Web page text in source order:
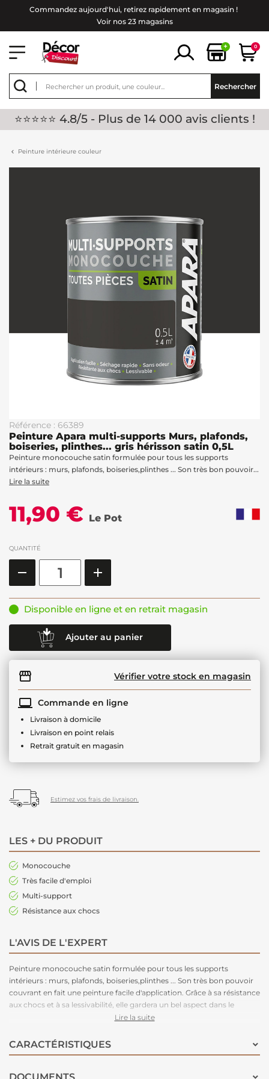
Commandez aujourd'hui, retirez rapidement en magasin !
Voir nos 23 magasins
+ 0
Rechercher
⭐⭐⭐⭐⭐ 4.8/5 - Plus de 14 000 avis clients !
Peinture intérieure couleur
Référence : 66389
Peinture Apara multi-supports Murs, plafonds,
boiseries, plinthes... gris hérisson satin 0,5L
Peinture monocouche satin formulée pour tous les supports
intérieurs : murs, plafonds, boiseries,plinthes ... Son très bon pouvoir...
Lire la suite
11,90 € Le Pot
QUANTITÉ
Disponible en ligne et en retrait magasin
Ajouter au panier
Vérifier votre stock en magasin
Commande en ligne
Livraison à domicile
Livraison en point relais
Retrait gratuit en magasin
Estimez vos frais de livraison.
LES + DU PRODUIT
Monocouche
Très facile d'emploi
Multi-support
Résistance aux chocs
L'AVIS DE L'EXPERT
Peinture monocouche satin formulée pour tous les supports
intérieurs : murs, plafonds, boiseries,plinthes ... Son très bon pouvoir
couvrant en fait une peinture facile d'application. Grâce à sa résistance
aux chocs et à sa lessivabilité, elle gardera un bel aspect dans le
temps. Disponible en 54 teintes pour un large choix de déco.
Lire la suite
CARACTÉRISTIQUES